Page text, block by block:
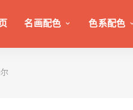
名画配色 色系配色